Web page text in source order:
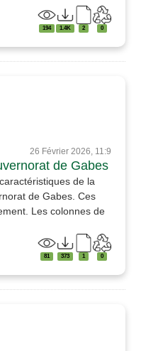
194 1.4K 2 0
26 Février 2026, 11:9
de Gabes
de la
de Gabes. Ces
Les colonnes de
81 373 1 0